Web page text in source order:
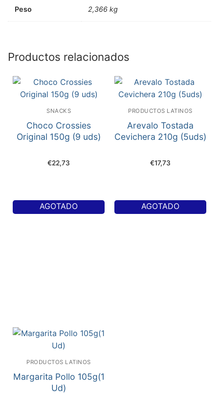
Peso 2,366 kg
Productos relacionados
SNACKS
Choco Crossies
Original 150g (9 uds)
€22,73
AGOTADO
PRODUCTOS LATINOS
Arevalo Tostada
Cevichera 210g (5uds)
€17,73
AGOTADO
PRODUCTOS LATINOS
Margarita Pollo 105g(1
Ud)